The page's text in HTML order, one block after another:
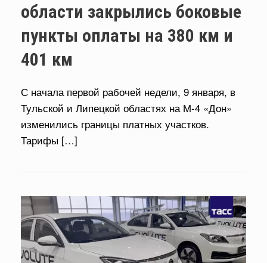
области закрылись боковые
пункты оплаты на 380 км и
401 км
С начала первой рабочей недели, 9 января, в
Тульской и Липецкой областях на М-4 «Дон»
изменились границы платных участков.
Тарифы […]